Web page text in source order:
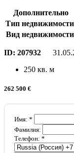
Дополнительно
Тип
Вид
ID: 207932
250 кв. м
262 500 €
Имя: *
Фамилия:
Телефон: *